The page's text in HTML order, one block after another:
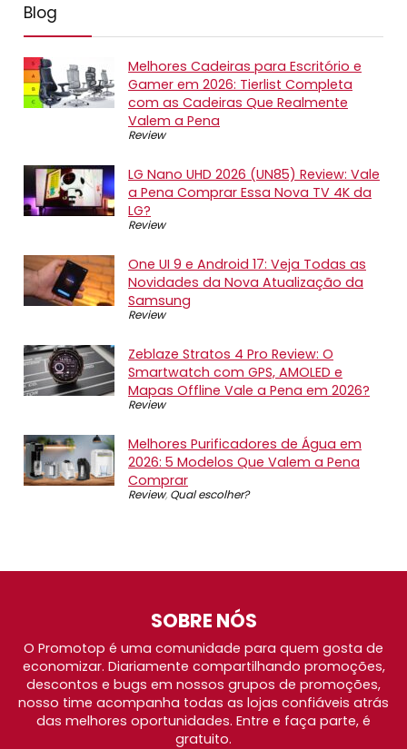
Blog
Melhores Cadeiras para Escritório e
Gamer em 2026: Tierlist Completa
com as Cadeiras Que Realmente
Valem a Pena
Review
LG Nano UHD 2026 (UN85) Review: Vale
a Pena Comprar Essa Nova TV 4K da
LG?
Review
One UI 9 e Android 17: Veja Todas as
Novidades da Nova Atualização da
Samsung
Review
Zeblaze Stratos 4 Pro Review: O
Smartwatch com GPS, AMOLED e
Mapas Offline Vale a Pena em 2026?
Review
Melhores Purificadores de Água em
2026: 5 Modelos Que Valem a Pena
Comprar
Review, Qual escolher?
SOBRE NÓS
O Promotop é uma comunidade para quem gosta de
economizar. Diariamente compartilhando promoções,
descontos e bugs em nossos grupos de promoções,
nosso time acompanha todas as lojas confiáveis atrás
das melhores oportunidades. Entre e faça parte, é
gratuito.